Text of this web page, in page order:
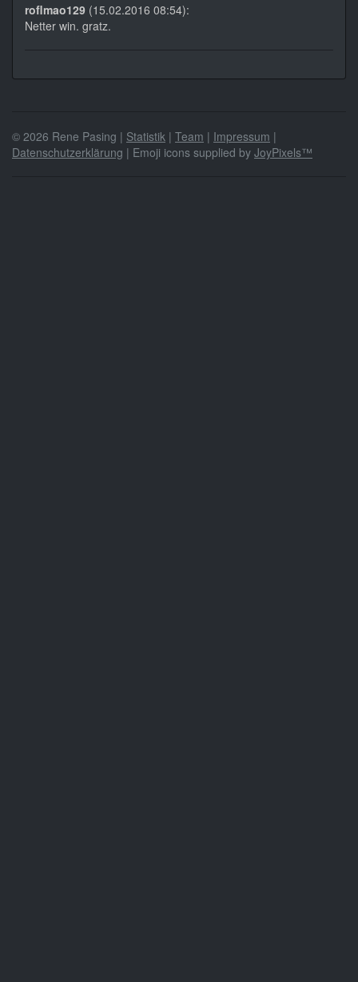
roflmao129 (15.02.2016 08:54):
Netter win. gratz.
© 2026 Rene Pasing | Statistik | Team | Impressum |
Datenschutzerklärung | Emoji icons supplied by JoyPixels™